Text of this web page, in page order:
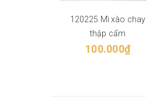
120225 Mì xào chay
thập cẩm
100.000₫